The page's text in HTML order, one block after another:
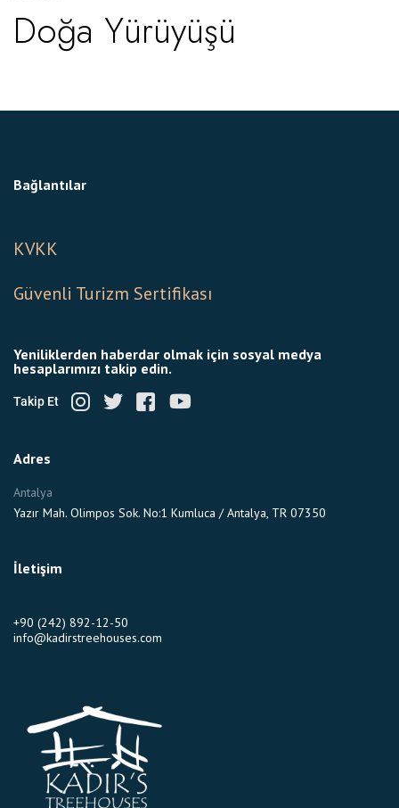
Doğa Yürüyüşü
Bağlantılar
KVKK
Güvenli Turizm Sertifikası
Yeniliklerden haberdar olmak için sosyal medya
hesaplarımızı takip edin.
Takip Et
Adres
Antalya
Yazır Mah. Olimpos Sok. No:1 Kumluca / Antalya, TR 07350
İletişim
+90 (242) 892-12-50
info@kadirstreehouses.com